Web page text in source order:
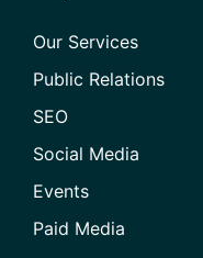
Our Services
Public Relations
SEO
Social Media
Events
Paid Media